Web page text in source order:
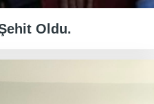
Oldu.